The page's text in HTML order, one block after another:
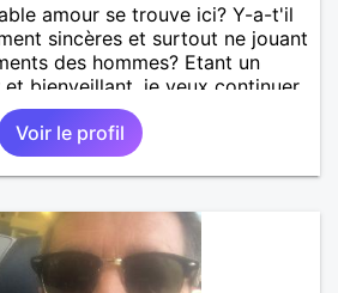
amour se trouve ici? Y-a-t'il
sincères et surtout ne jouant
des hommes? Etant un
bienveillant, je veux continuer
enfin former la petite famille
Faux profil, profiteuse et autres
chemin, vous ne
tout!
Voir le profil